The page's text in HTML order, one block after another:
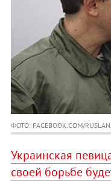
ФОТО: FACEBOOK.COM/
Украинская
своей борьбе